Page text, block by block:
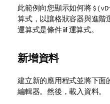
此範例向您顯示如何將
算式，以讓格狀容器與進階
運算式是條件if運算式。
新增資料
建立新的應用程式並將下面
編輯器。然後，載入資料。